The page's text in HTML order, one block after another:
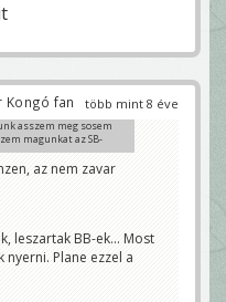
több mint 8 éve
fan
asszem meg sosem
magunkat az SB-
az nem zavar
leszartak BB-ek... Most
nyerni. Plane ezzel a